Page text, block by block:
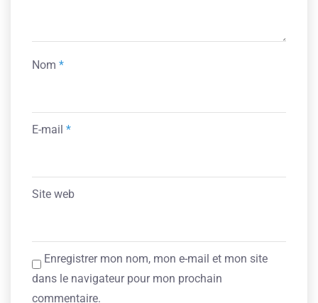
Nom *
E-mail *
Site web
Enregistrer mon nom, mon e-mail et mon site
dans le navigateur pour mon prochain
commentaire.